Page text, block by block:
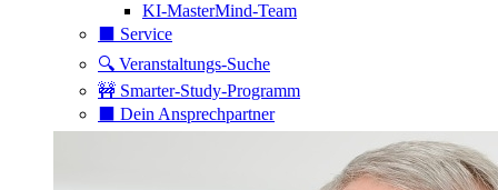
KI-MasterMind-Team
⬛️ Service
🔍 Veranstaltungs-Suche
🚧 Smarter-Study-Programm
⬛️ Dein Ansprechpartner